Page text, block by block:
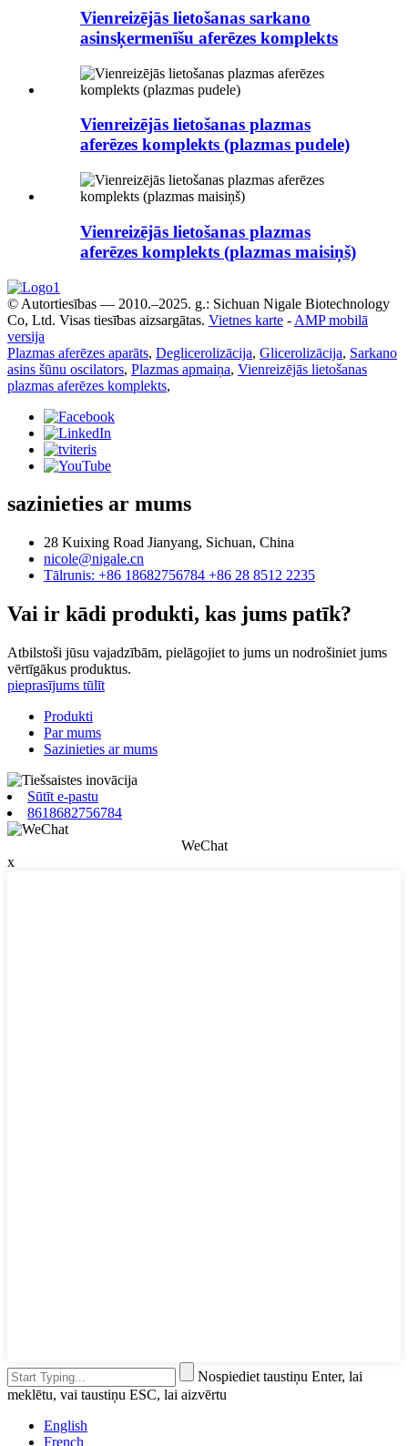
Vienreizējās lietošanas sarkano
asinsķermenīšu aferēzes komplekts
Vienreizējās lietošanas plazmas
aferēzes komplekts (plazmas pudele)
Vienreizējās lietošanas plazmas
aferēzes komplekts (plazmas maisiņš)
© Autortiesības — 2010.–2025. g.: Sichuan Nigale Biotechnology
Co, Ltd. Visas tiesības aizsargātas. Vietnes karte - AMP mobilā
versija
Plazmas aferēzes aparāts, Deglicerolizācija, Glicerolizācija, Sarkano
asins šūnu oscilators, Plazmas apmaiņa, Vienreizējās lietošanas
plazmas aferēzes komplekts,
sazinieties ar mums
28 Kuixing Road Jianyang, Sichuan, China
nicole@nigale.cn
Tālrunis: +86 18682756784 +86 28 8512 2235
Vai ir kādi produkti, kas jums patīk?
Atbilstoši jūsu vajadzībām, pielāgojiet to jums un nodrošiniet jums
vērtīgākus produktus.
pieprasījums tūlīt
Produkti
Par mums
Sazinieties ar mums
Sūtīt e-pastu
8618682756784
WeChat
x
Nospiediet taustiņu Enter, lai
meklētu, vai taustiņu ESC, lai aizvērtu
English
French